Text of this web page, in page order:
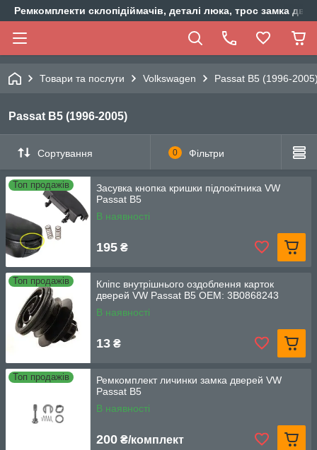
Ремкомплекти склопідіймачів, деталі люка, трос замка
Товари та послуги Volkswagen Passat B5 (1996-
Passat B5 (1996-2005)
Сортування 0 Фільтри
Топ продажів
Засувка кнопка кришки підлокітника VW
Passat B5
В наявності
195 ₴
Топ продажів
Кліпс внутрішнього оздоблення карток
дверей VW Passat B5 OEM: 3B0868243
В наявності
13 ₴
Топ продажів
Ремкомплект личинки замка дверей VW
Passat B5
В наявності
200 ₴/комплект